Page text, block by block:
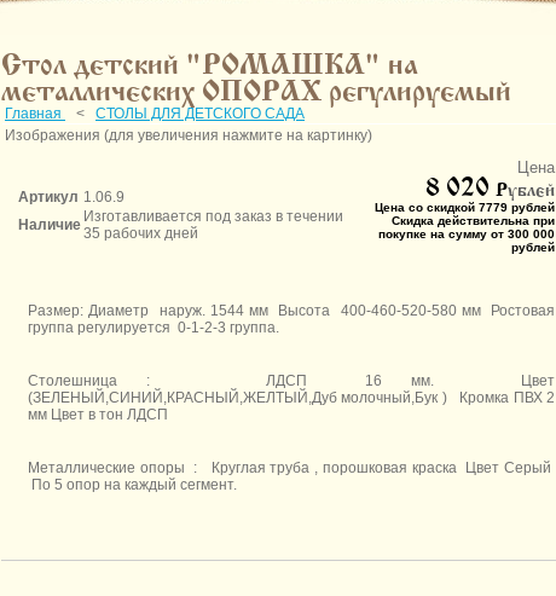
Стол детский "РОМАШКА" на
металлических ОПОРАХ регулируемый
Главная < СТОЛЫ ДЛЯ ДЕТСКОГО САДА
Изображения (для увеличения нажмите на картинку)
Артикул 1.06.9
Наличие Изготавливается под заказ в течении
35 рабочих дней
Цена
8 020 Pублей
Цена со скидкой 7779 рублей
Скидка действительна при
покупке на сумму от 300 000
рублей
Размер: Диаметр наруж. 1544 мм Высота 400-460-520-580 мм
Ростовая
группа регулируется 0-1-2-3 группа.
Столешница : ЛДСП 16 мм. Цвет
(ЗЕЛЕНЫЙ,СИНИЙ,КРАСНЫЙ,ЖЕЛТЫЙ,Дуб молочный,Бук ) Кромка ПВХ 2
мм Цвет в тон ЛДСП
Металлические опоры : Круглая труба , порошковая краска Цвет Серый
По 5 опор на каждый сегмент.